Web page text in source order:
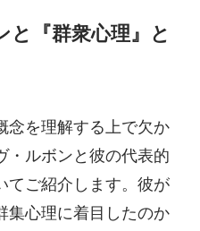
と『群衆心理』と
念を理解する上で欠か
・ルボンと彼の代表的
てご紹介します。彼が
集心理に着目したのか